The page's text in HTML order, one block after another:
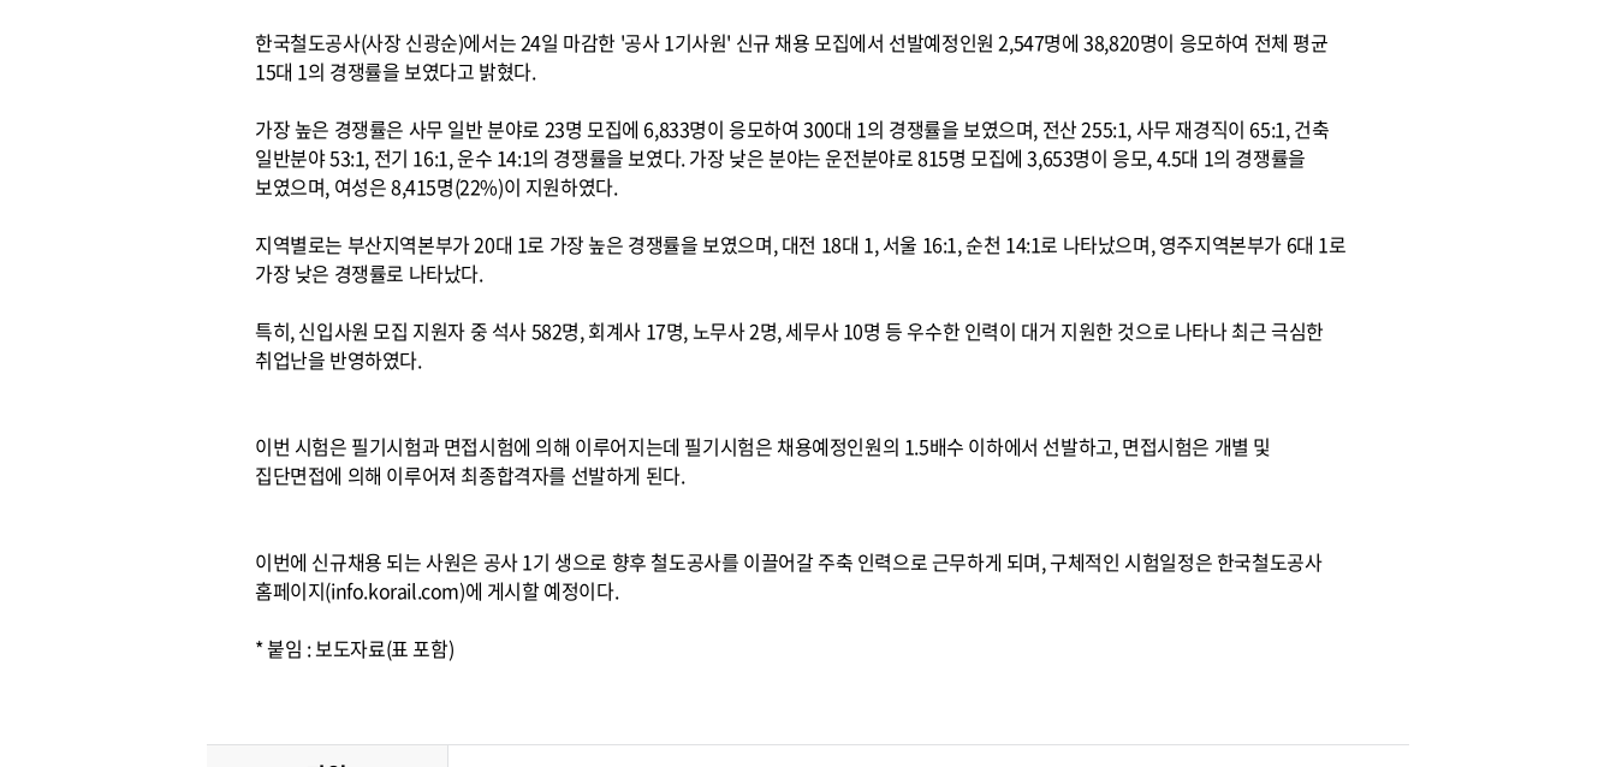
한국철도공사(사장 신광순)에서는 24일 마감한 '공사 1기사원' 신규 채용 모집에서 선발예정인원 2,547명에 38,820명이 응모하여 전체 평균
15대 1의 경쟁률을 보였다고 밝혔다.
가장 높은 경쟁률은 사무 일반 분야로 23명 모집에 6,833명이 응모하여 300대 1의 경쟁률을 보였으며, 전산 255:1, 사무 재경직이 65:1, 건축
일반분야 53:1, 전기 16:1, 운수 14:1의 경쟁률을 보였다. 가장 낮은 분야는 운전분야로 815명 모집에 3,653명이 응모, 4.5대 1의 경쟁률을
보였으며, 여성은 8,415명(22%)이 지원하였다.
지역별로는 부산지역본부가 20대 1로 가장 높은 경쟁률을 보였으며, 대전 18대 1, 서울 16:1, 순천 14:1로 나타났으며, 영주지역본부가 6대 1로
가장 낮은 경쟁률로 나타났다.
특히, 신입사원 모집 지원자 중 석사 582명, 회계사 17명, 노무사 2명, 세무사 10명 등 우수한 인력이 대거 지원한 것으로 나타나 최근 극심한
취업난을 반영하였다.
이번 시험은 필기시험과 면접시험에 의해 이루어지는데 필기시험은 채용예정인원의 1.5배수 이하에서 선발하고, 면접시험은 개별 및
집단면접에 의해 이루어져 최종합격자를 선발하게 된다.
이번에 신규채용 되는 사원은 공사 1기 생으로 향후 철도공사를 이끌어갈 주축 인력으로 근무하게 되며, 구체적인 시험일정은 한국철도공사
홈페이지(info.korail.com)에 게시할 예정이다.
* 붙임 : 보도자료(표 포함)